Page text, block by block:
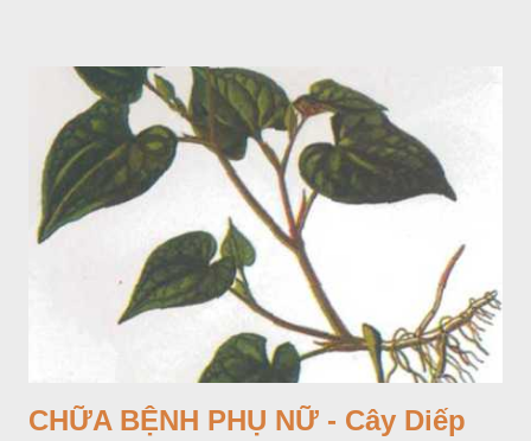
CHỮA BỆNH PHỤ NỮ - Cây Diếp